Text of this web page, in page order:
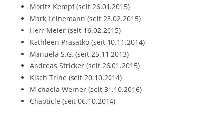
Moritz Kempf (seit 26.01.2015)
Mark Leinemann (seit 23.02.2015)
Herr Meier (seit 16.02.2015)
Kathleen Prasatko (seit 10.11.2014)
Manuela S.G. (seit 25.11.2013)
Andreas Stricker (seit 26.01.2015)
Kisch Trine (seit 20.10.2014)
Michaela Werner (seit 31.10.2016)
Chaoticle (seit 06.10.2014)